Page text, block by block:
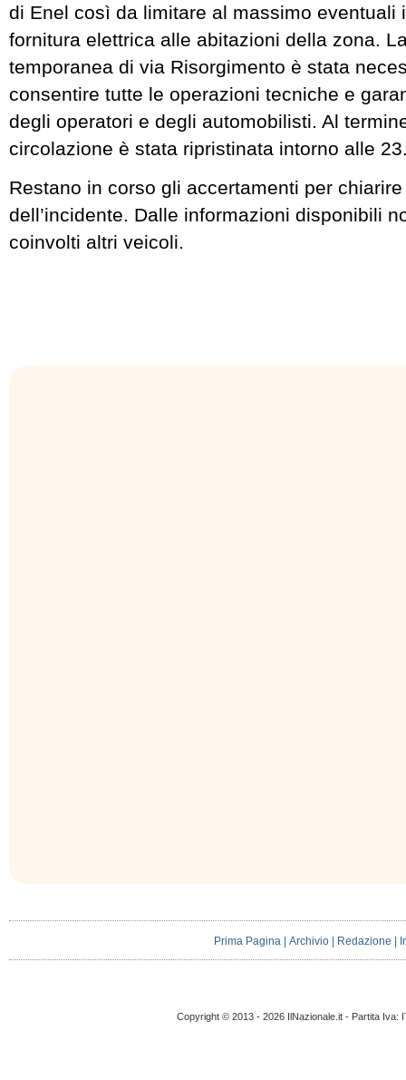
di Enel così da limitare al massimo eventuali
fornitura elettrica alle abitazioni della zona.
temporanea di via Risorgimento è stata
consentire tutte le operazioni tecniche e
degli operatori e degli automobilisti. Al
circolazione è stata ripristinata intorno alle
Restano in corso gli accertamenti per chiarire
dell’incidente. Dalle informazioni disponibili
coinvolti altri veicoli.
Prima Pagina |Archivio | Redazione |
Copyright © 2013 - 2026 IlNazionale.it - Partita Iva: